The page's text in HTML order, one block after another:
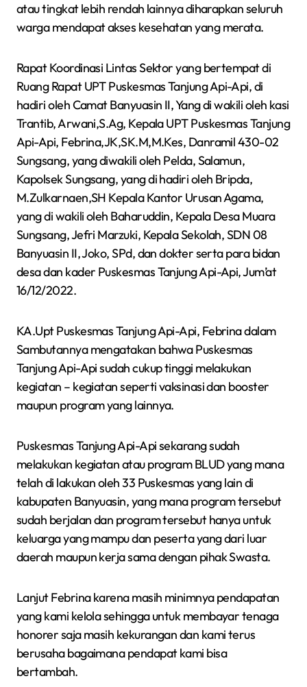
atau tingkat lebih rendah lainnya diharapkan seluruh
warga mendapat akses kesehatan yang merata.
Rapat Koordinasi Lintas Sektor yang bertempat di
Ruang Rapat UPT Puskesmas Tanjung Api-Api, di
hadiri oleh Camat Banyuasin II, Yang di wakili oleh kasi
Trantib, Arwani,S.Ag, Kepala UPT Puskesmas Tanjung
Api-Api, Febrina,JK,SK.M,M.Kes, Danramil 430-02
Sungsang, yang diwakili oleh Pelda, Salamun,
Kapolsek Sungsang, yang di hadiri oleh Bripda,
M.Zulkarnaen,SH Kepala Kantor Urusan Agama,
yang di wakili oleh Baharuddin, Kepala Desa Muara
Sungsang, Jefri Marzuki, Kepala Sekolah, SDN 08
Banyuasin II, Joko, SPd, dan dokter serta para bidan
desa dan kader Puskesmas Tanjung Api-Api, Jum’at
16/12/2022.
KA.Upt Puskesmas Tanjung Api-Api, Febrina dalam
Sambutannya mengatakan bahwa Puskesmas
Tanjung Api-Api sudah cukup tinggi melakukan
kegiatan – kegiatan seperti vaksinasi dan booster
maupun program yang lainnya.
Puskesmas Tanjung Api-Api sekarang sudah
melakukan kegiatan atau program BLUD yang mana
telah di lakukan oleh 33 Puskesmas yang lain di
kabupaten Banyuasin, yang mana program tersebut
sudah berjalan dan program tersebut hanya untuk
keluarga yang mampu dan peserta yang dari luar
daerah maupun kerja sama dengan pihak Swasta.
Lanjut Febrina karena masih minimnya pendapatan
yang kami kelola sehingga untuk membayar tenaga
honorer saja masih kekurangan dan kami terus
berusaha bagaimana pendapat kami bisa
bertambah.